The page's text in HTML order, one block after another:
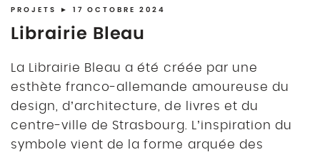
PROJETS ► 17 OCTOBRE 2024
Librairie Bleau
La Librairie Bleau a été créée par une
esthète franco-allemande amoureuse du
design, d’architecture, de livres et du
centre-ville de Strasbourg. L’inspiration du
symbole vient de la forme arquée des